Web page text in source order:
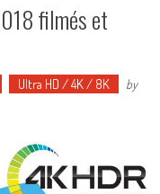
filmés et
Ultra HD / 4K / 8K
by